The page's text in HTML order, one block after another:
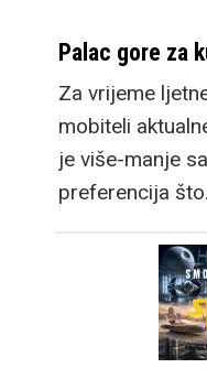
Palac gore za
Za vrijeme
mobiteli
je više-manje
preferencija